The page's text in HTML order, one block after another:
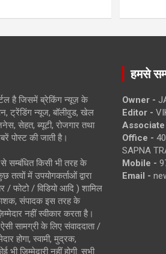
है जिसमें ब्रेकिंग न्यूज़ के
ट्रेंडिंग न्यूज, बॉलीवुड, खेल
सेहत, ब्यूटी, रोजगार तथा
पोस्ट की जाती है।
सम्बंधित किसी भी तरह के
में उपयोगकर्ताओं द्वारा
/ फोटो / विडियो आदि ) शामिल
संपादक इस तरह के
नहीं स्वीकार करता है।
सामग्री के लिए संवाददाता /
होगा, स्वामी, मुद्रक,
जिम्मेदारी नहीं होगी. सभी
हमसे
Owner -
Editor -
Associate
Office -
SAPNA
Mobile -
Email -